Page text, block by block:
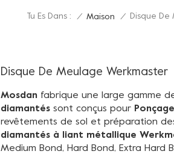
Tu Es Dans : / Maison / Disque De
Disque De Meulage Werkmaster
Mosdan fabrique une large gamme
diamantés sont conçus pour
revêtements de sol et préparation
diamantés à liant métallique
Medium Bond, Hard Bond, Extra